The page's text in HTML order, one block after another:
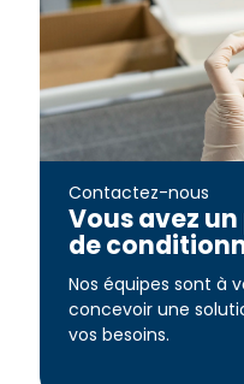
Contactez-nous
Vous avez
de
Nos équipes sont à
concevoir une
vos besoins.